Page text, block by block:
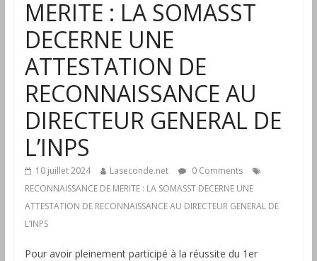
MERITE : LA SOMASST
DECERNE UNE
ATTESTATION DE
RECONNAISSANCE AU
DIRECTEUR GENERAL DE
L’INPS
10 juillet 2024 Laseconde.net
0 Comments
RECONNAISSANCE DE MERITE : LA SOMASST DECERNE UNE
ATTESTATION DE RECONNAISSANCE AU DIRECTEUR GENERAL DE
L’INPS
Pour avoir pleinement participé à la réussite du 1er